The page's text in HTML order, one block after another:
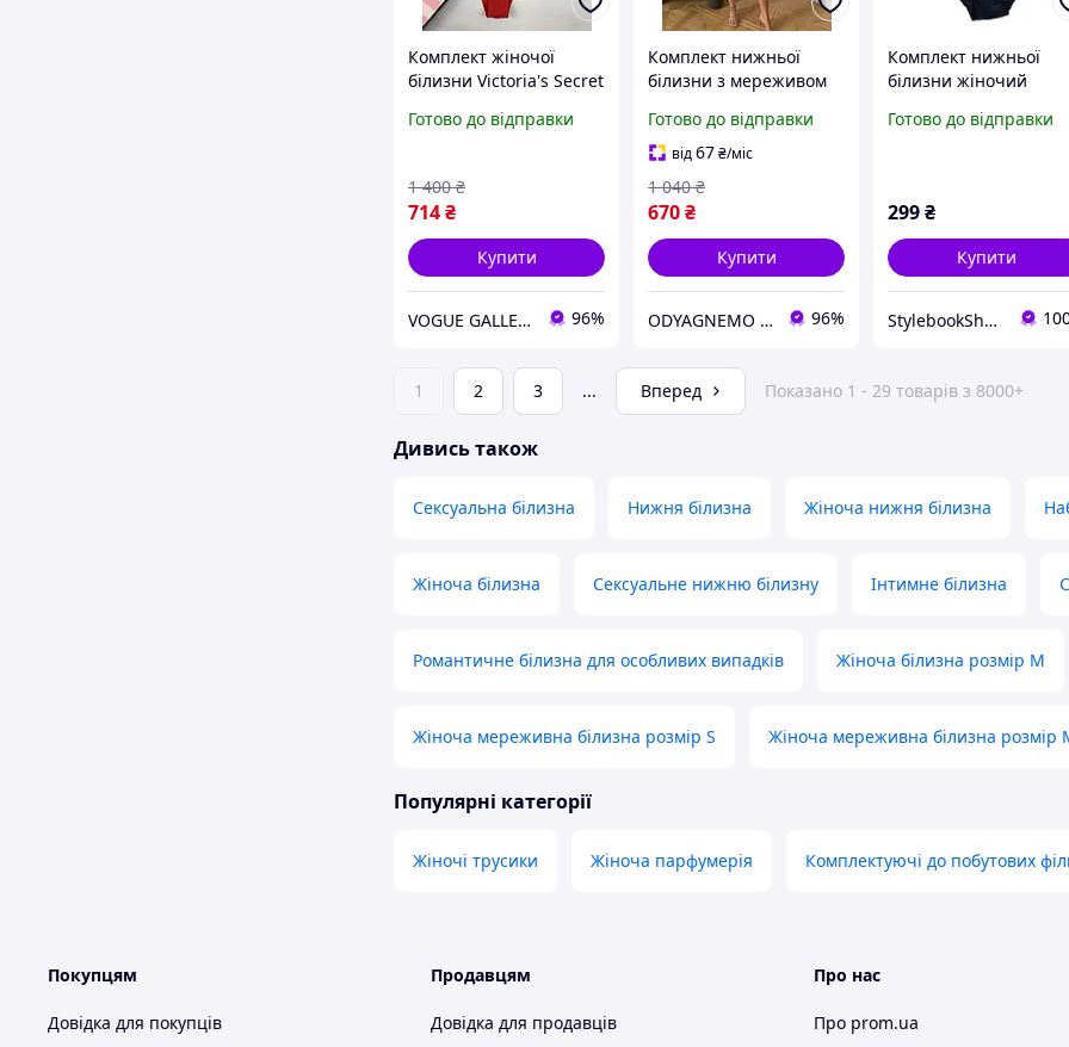
Комплект жіночої
білизни Victoria's Secret
Сікрет Букви - 85B -
Готово до відправки
714₴
1 400 ₴
Купити
VOGUE GALLERY 96%
Комплект нижньої
білизни з мереживом
85B
Готово до відправки
від67₴/міс
670₴
1 040 ₴
Купити
ODYAGNEMO - Інтернет магазин жіночого одягу 96%
Комплект нижньої
білизни жіночий
(розмір 85В)
Готово до відправки
299₴
Купити
StylebookShop
1 2 3 ... Вперед Показано 1 - 29 товарів з 8000+
Дивись також
Сексуальна білизна Нижня білизна Жіноча нижня білизна
Жіноча білизна Сексуальне нижню білизну Інтимне білизна
Романтичне білизна для особливих випадків Жіноча білизна розмір M
Жіноча мереживна білизна розмір S Жіноча мереживна білизна розмір
Популярні категорії
Жіночі трусики Жіноча парфумерія Комплектуючі до побутових
Покупцям
Довідка для покупців
Продавцям
Довідка для продавців
Про нас
Про prom.ua